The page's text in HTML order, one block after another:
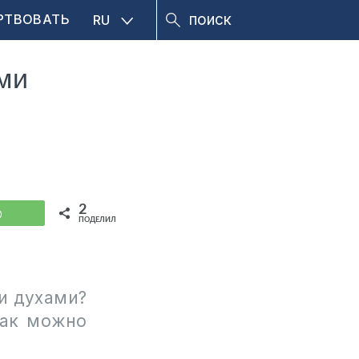
RU
WhatsApp 2
ПОДЕЛИЛИСЬ
духами?
можно